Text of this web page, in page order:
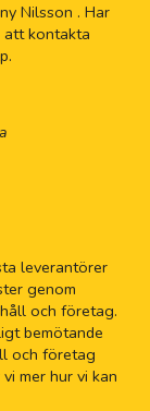
Nilsson . Har
kontakta
leverantörer
genom
och företag.
bemötande
och företag
mer hur vi kan